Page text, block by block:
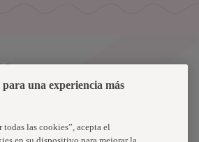
y condiciones
para una experiencia más
las cookies”, acepta el